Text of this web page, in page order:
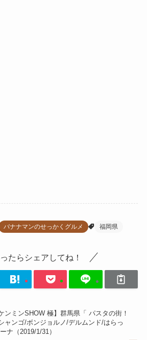
バナナマンのせっかくグルメ 福岡県
たらシェアしてね！
ンミンSHOW 極】群馬県「 パスタの街！
ャンゴ/ボンジョルノ/デルムンド/はらっ
ナ（2019/1/31）